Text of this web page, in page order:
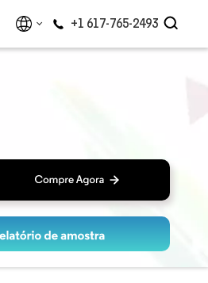
+1 617-765-2493